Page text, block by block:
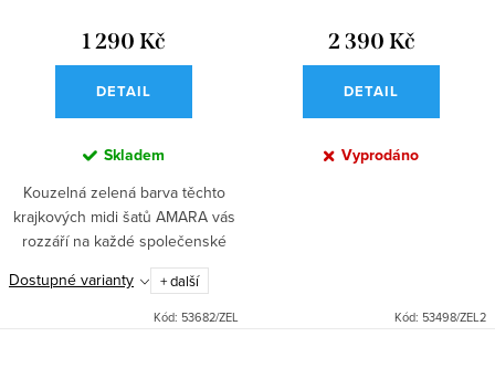
1 290 Kč
DETAIL
Skladem
Kouzelná zelená barva těchto
krajkových midi šatů AMARA vás
rozzáří na každé společenské
události, ať už jdete na svatbu
jako host nebo družička.
Přiléhavý korzetový top s...
Dostupné varianty + další
Kód: 53682/ZEL
2 390 Kč
DETAIL
Vyprodáno
Kód: 53498/ZEL2